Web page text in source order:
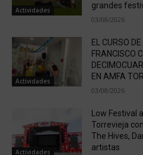
Actividades
grandes
03/08/2026
Actividades
EL CURSO
FRANCISCO
EN AMFA
03/08/2026
Actividades
Low Festival
Torrevieja
The Hives,
artistas